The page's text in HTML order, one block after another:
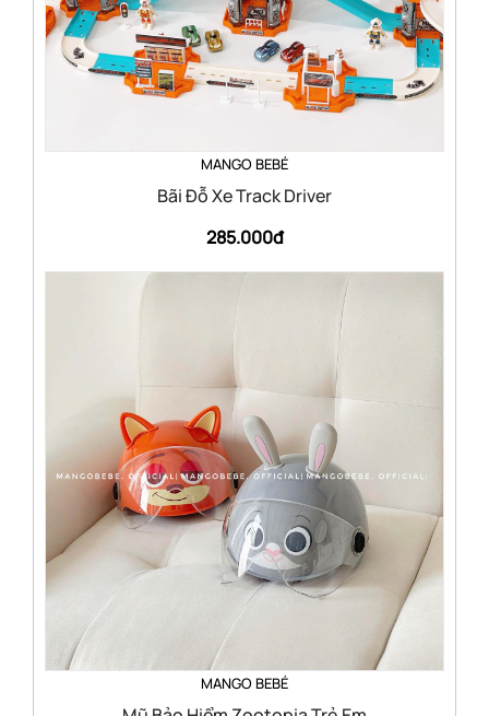
MANGO BEBÉ
Bãi Đỗ Xe Track Driver
285.000đ
MANGO BEBÉ